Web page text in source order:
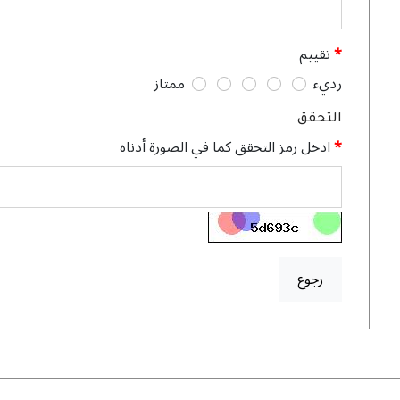
تقييم
رديء
ممتاز
التحقق
ادخل رمز التحقق كما في الصورة أدناه
رجوع